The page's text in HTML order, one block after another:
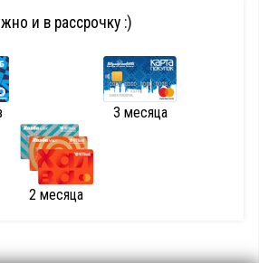
и в рассрочку :)
3 месяца
2 месяца